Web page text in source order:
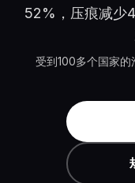
52%，压痕减少
受到100多个国家的